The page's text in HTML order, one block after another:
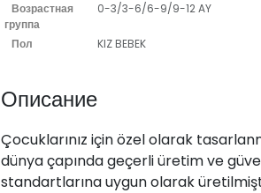
Возрастная
группа
0-3/3-6/6-9/9-12 AY
Пол KIZ BEBEK
Описание
Çocuklarınız için özel olarak
dünya çapında geçerli üretim ve
standartlarına uygun olarak